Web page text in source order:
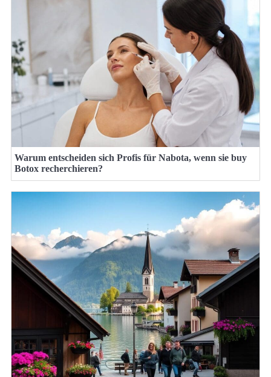
Warum entscheiden sich Profis für Nabota, wenn sie buy
Botox recherchieren?